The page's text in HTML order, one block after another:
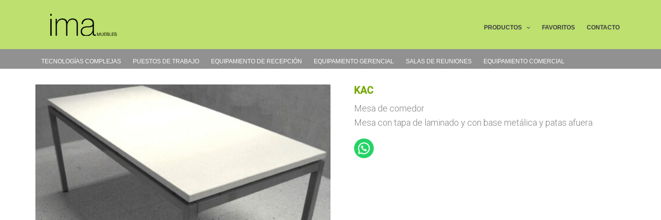
PRODUCTOS FAVORITOS CONTACTO
TECNOLOGÍAS COMPLEJAS PUESTOS DE TRABAJO EQUIPAMIENTO DE RECEPCIÓN EQUIPAMIENTO GERENCIAL SALAS DE REUNIONES EQUIPAMIENTO COMERCIAL
KAC
Mesa de comedor
Mesa con tapa de laminado y con base metálica y patas afuera.